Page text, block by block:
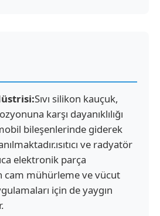
Sıvı silikon kauçuk,
karşı dayanıklılığı
bileşenlerinde giderek
ve radyatör
elektronik parça
cam mühürleme ve vücut
için de yaygın